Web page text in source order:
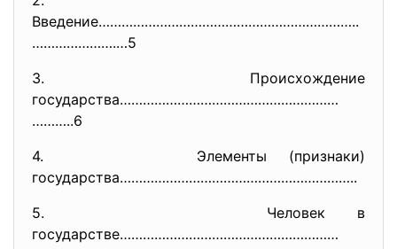
Введение…………………………………………………………..
………………….…5
3. Происхождение
государства…………………………………………………
………..6
4. Элементы (признаки)
государства……………………………………………………..
5. Человек в
государстве…………………………………………………